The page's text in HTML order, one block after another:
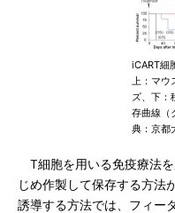
iCART細
上：マウ
ズ、下：
存曲線（
典：京都
T細胞を用いる免疫療法
じめ作製して保存する方法
誘導する方法では、フィー